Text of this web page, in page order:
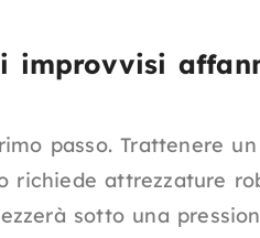
improvvisi
passo. Trattenere
attrezzature
sotto una